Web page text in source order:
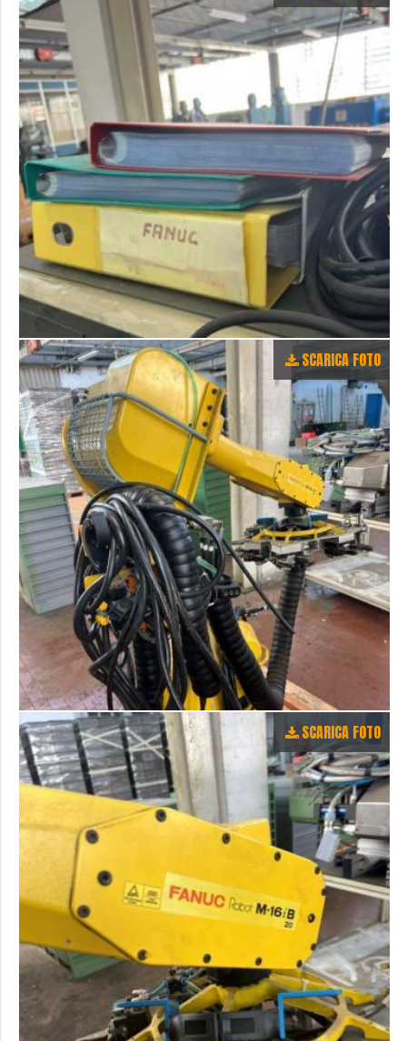
SCARICA FOTO
SCARICA FOTO